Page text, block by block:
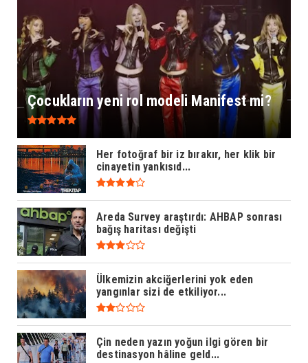
Çocukların yeni rol modeli Manifest mi?
Her fotoğraf bir iz bırakır, her klik bir
cinayetin yankısıd...
Areda Survey araştırdı: AHBAP sonrası
bağış haritası değişti
Ülkemizin akciğerlerini yok eden
yangınlar sizi de etkiliyor...
Çin neden yazın yoğun ilgi gören bir
destinasyon hâline geld...